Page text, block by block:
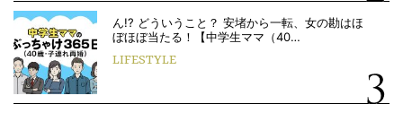
ん!? どういうこと？ 安堵から一転、女の勘はほ
ぼほぼ当たる！【中学生ママ（40…
LIFESTYLE